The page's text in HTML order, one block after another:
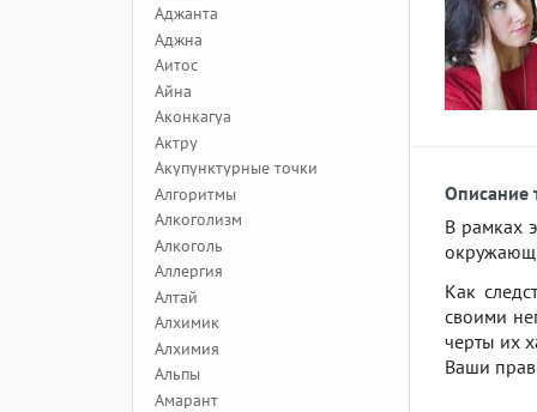
Аджанта
Аджна
Аитос
Айна
Аконкагуа
Актру
Акупунктурные точки
Алгоритмы
Алкоголизм
Алкоголь
Аллергия
Алтай
Алхимик
Алхимия
Альпы
Амарант
Описание
В рамках
Как
своими
черты их
Ваши